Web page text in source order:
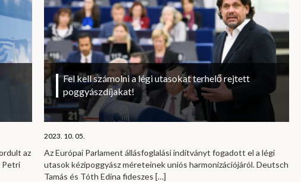
az
Petri
Fel kell számolni a légi utasokat terhelő rejtett
poggyászdíjakat!
2023. 10. 05.
Az Európai Parlament állásfoglalási indítványt fogadott el a légi
utasok kézipoggyász méreteinek uniós harmonizációjáról. Deutsch
Tamás és Tóth Edina fideszes […]